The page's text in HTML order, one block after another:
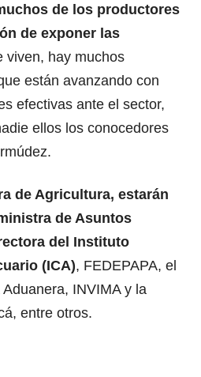
de los productores
de exponer las
viven, hay muchos
están avanzando con
efectivas ante el sector,
ellos los conocedores
de Agricultura, estarán
de Asuntos
del Instituto
(ICA), FEDEPAPA, el
INVIMA y la
entre otros.